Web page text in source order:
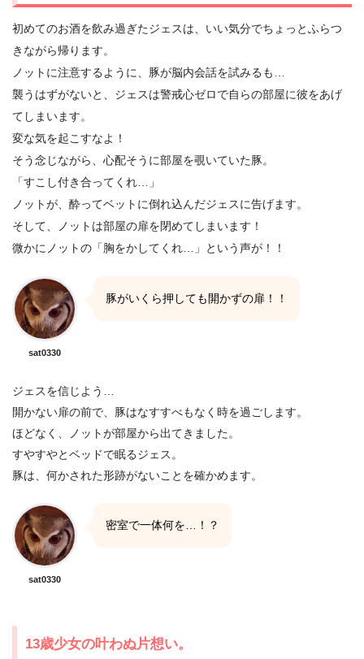
初めてのお酒を飲み過ぎたジェスは、いい気分でちょっとふらつ
きながら帰ります。
ノットに注意するように、豚が脳内会話を試みるも…
襲うはずがないと、ジェスは警戒心ゼロで自らの部屋に彼をあげ
てしまいます。
変な気を起こすなよ！
そう念じながら、心配そうに部屋を覗いていた豚。
「すこし付き合ってくれ…」
ノットが、酔ってベットに倒れ込んだジェスに告げます。
そして、ノットは部屋の扉を閉めてしまいます！
微かにノットの「胸をかしてくれ…」という声が！！
sat0330
豚がいくら押しても開かずの扉！！
ジェスを信じよう…
開かない扉の前で、豚はなすすべもなく時を過ごします。
ほどなく、ノットが部屋から出てきました。
すやすやとベッドで眠るジェス。
豚は、何かされた形跡がないことを確かめます。
sat0330
密室で一体何を…！？
13歳少女の叶わぬ片想い。